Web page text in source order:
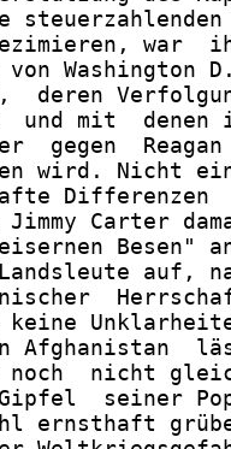
war
Washington
deren
und mit  denen
gegen
wird. Nicht
Differenzen
Carter
Besen"
auf,
Afghanistan
nicht
seiner
ernsthaft